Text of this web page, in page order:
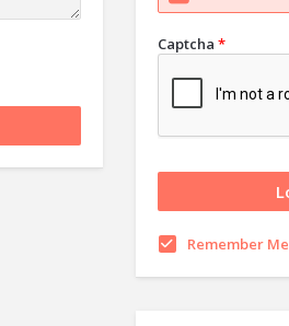
Captcha *
Remember Me